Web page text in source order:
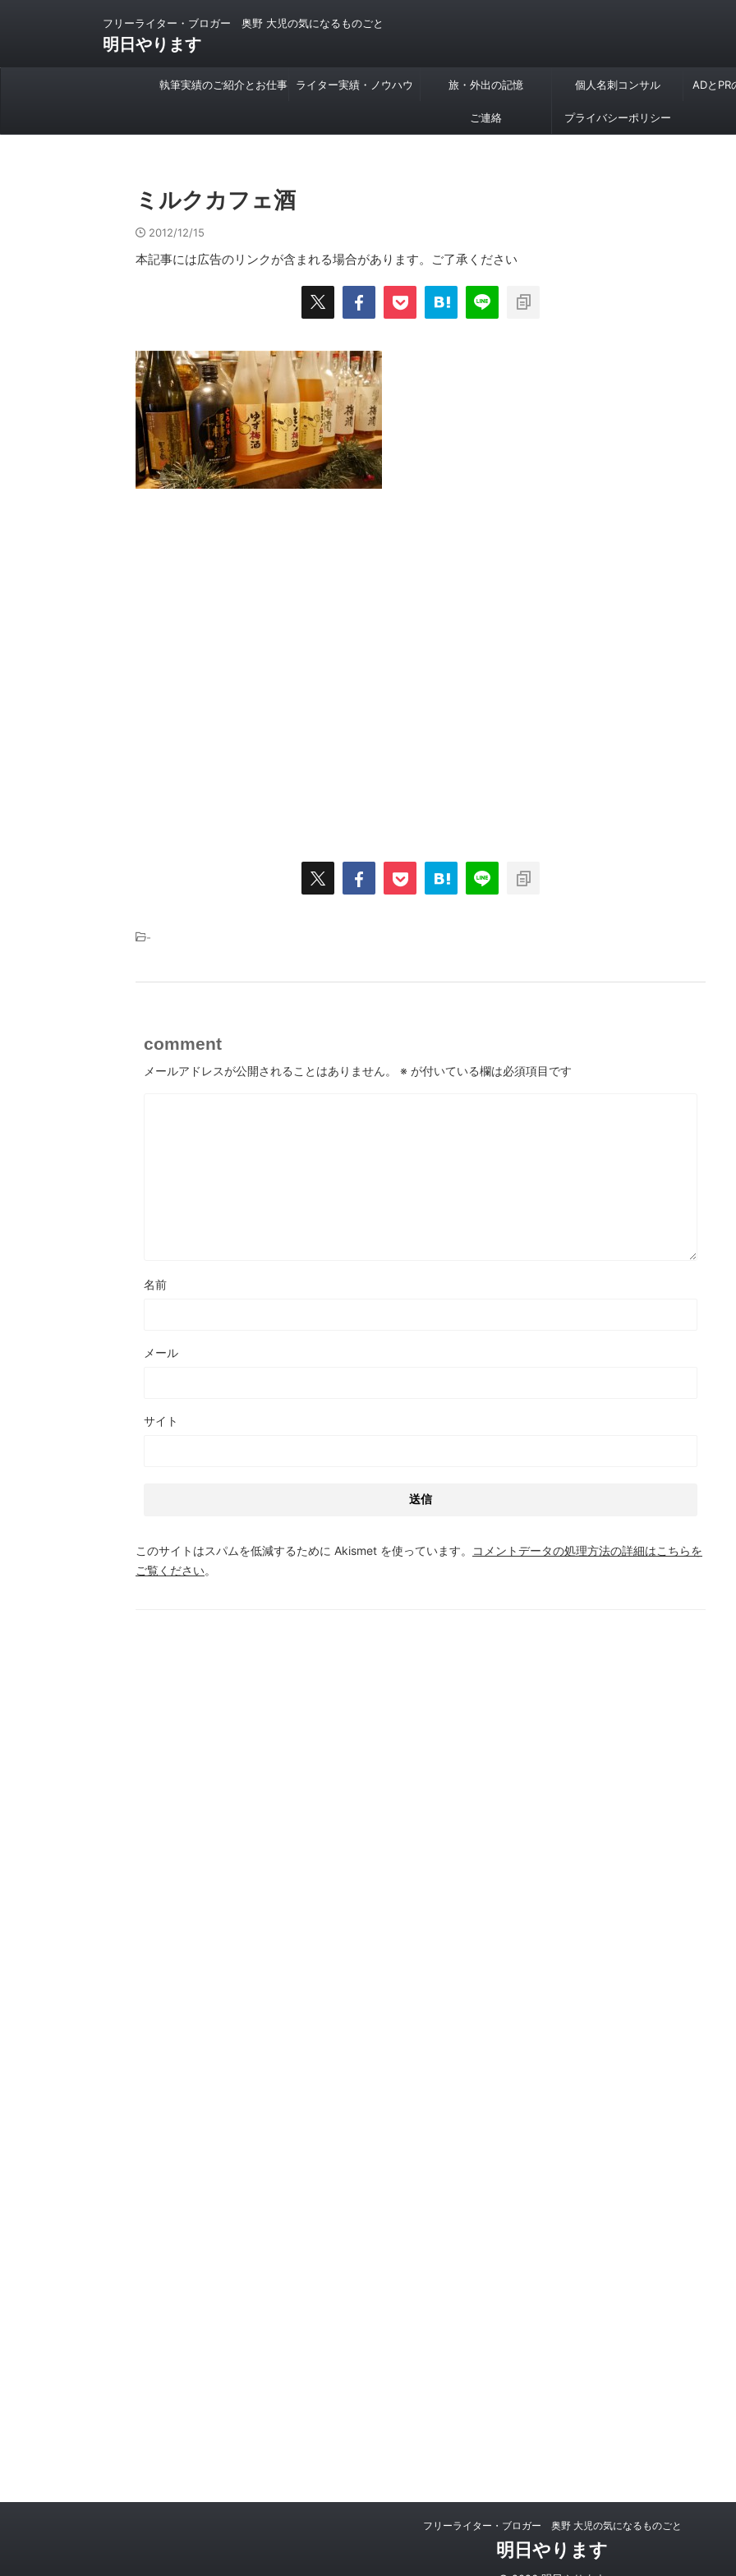
フリーライター・ブロガー 奥野 大児の気になるものごと
明日やります
執筆実績のご紹介とお仕事 ライター実績・ノウハウ 旅・外出の記憶 個人名刺コンサル ADとPR
ご連絡 プライバシーポリシー
ミルクカフェ酒
2012/12/15
本記事には広告のリンクが含まれる場合があります。ご了承ください
-
comment
メールアドレスが公開されることはありません。 ※ が付いている欄は必須項目です
名前
メール
サイト
このサイトはスパムを低減するために Akismet を使っています。
コメントデータの処理方法の詳細はこちらを
ご覧ください。
フリーライター・ブロガー 奥野 大児の気になるものごと
明日やります